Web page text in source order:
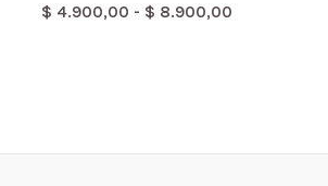
$ 4.900,00 - $ 8.900,00Rango